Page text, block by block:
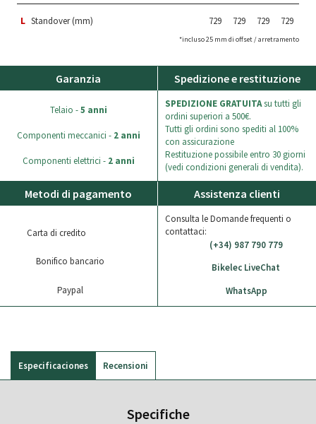
L Standover (mm) 729 729 729 729
*incluso 25 mm di offset / arretramento
Garanzia
Telaio -5 anni
Componenti meccanici - 2 anni
Componenti elettrici - 2 anni
Spedizione e restituzione
SPEDIZIONE GRATUITAsu tutti gli
ordini superiori a 500€.
Tutti gli ordini sono spediti al 100%
con assicurazione
Restituzione possibile entro 30 giorni
(vedi condizioni generali di vendita).
Metodi di pagamento
Carta di credito
Bonifico bancario
Paypal
Assistenza clienti
Consulta le Domande frequenti o
contattaci:
(+34) 987 790 779
Bikelec LiveChat
WhatsApp
Especificaciones
Specifiche
Recensioni